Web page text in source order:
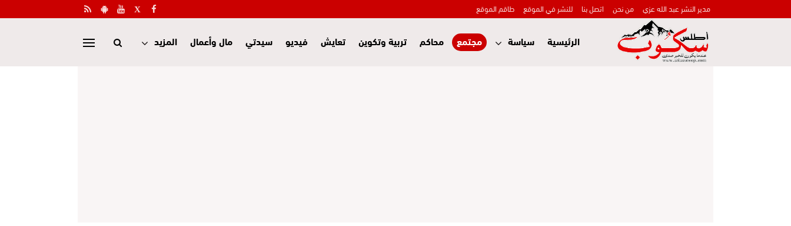
مدير النشر عبد الله عزي من نحن اتصل بنا للنشر في الموقع طاقم الموقع
الرئيسية سياسة مجتمع محاكم تربية وتكوين تعايش فيديو سيدتي مال وأعمال المزيد